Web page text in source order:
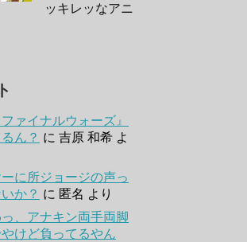
ッキレッなアニ
ァイナルウォーズ』
ん？ に 吉原 和希 よ
に所ジョージの声っ
か？ に 匿名 より
、アナキン両手両脚
けど負ってるやん